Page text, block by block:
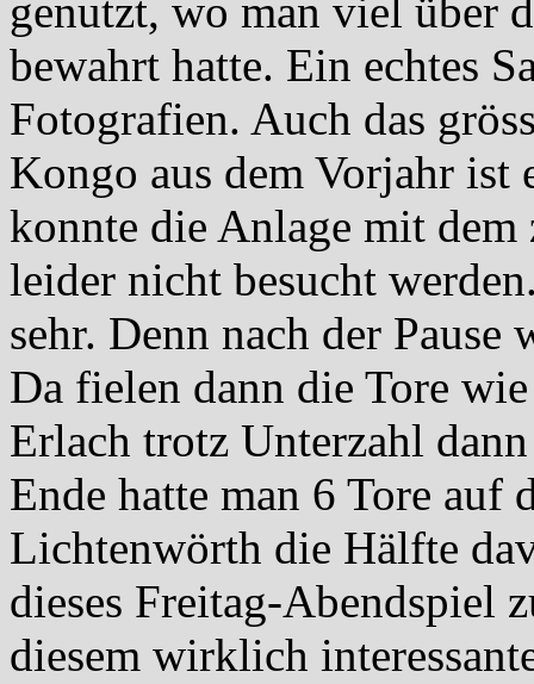
genutzt, wo man viel über
bewahrt hatte. Ein echtes
Fotografien. Auch das
Kongo aus dem Vorjahr ist
konnte die Anlage mit
leider nicht besucht
sehr. Denn nach der
Da fielen dann die Tore
Erlach trotz Unterzahl
Ende hatte man 6 Tore auf
Lichtenwörth die Hälfte
dieses Freitag-Abendspiel
diesem wirklich